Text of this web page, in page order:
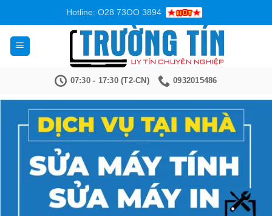
nội
dung
Hotline: O28 73OO 3894
07:30 - 17:30 (T2-CN) 0932015486